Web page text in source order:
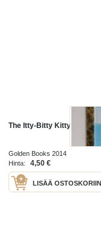
The Itty-Bitty Kitty Rescue
Golden Books 2014
Hinta:
4,50 €
LISÄÄ OSTOSKORIIN